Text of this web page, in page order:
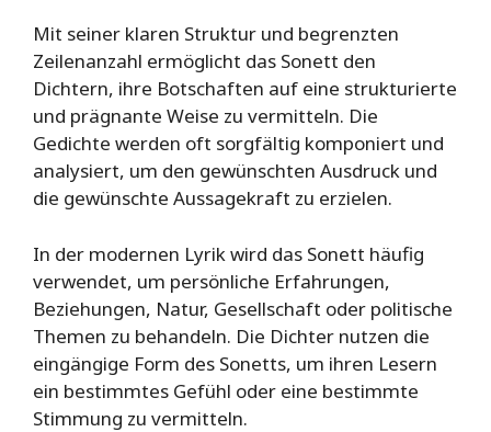
Mit seiner klaren Struktur und begrenzten
Zeilenanzahl ermöglicht das Sonett den
Dichtern, ihre Botschaften auf eine strukturierte
und prägnante Weise zu vermitteln. Die
Gedichte werden oft sorgfältig komponiert und
analysiert, um den gewünschten Ausdruck und
die gewünschte Aussagekraft zu erzielen.
In der modernen Lyrik wird das Sonett häufig
verwendet, um persönliche Erfahrungen,
Beziehungen, Natur, Gesellschaft oder politische
Themen zu behandeln. Die Dichter nutzen die
eingängige Form des Sonetts, um ihren Lesern
ein bestimmtes Gefühl oder eine bestimmte
Stimmung zu vermitteln.